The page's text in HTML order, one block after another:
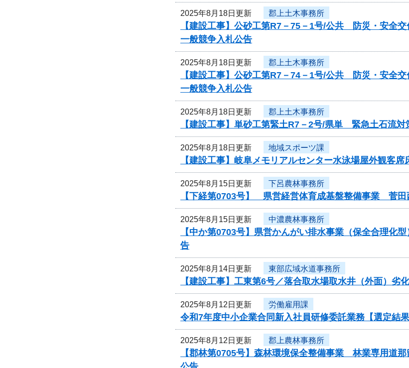
2025年8月18日更新 郡上土木事務所
【建設工事】公砂工第R7－75－1号/公共 防災・安全
一般競争入札公告
2025年8月18日更新 郡上土木事務所
【建設工事】公砂工第R7－74－1号/公共 防災・安全
一般競争入札公告
2025年8月18日更新 郡上土木事務所
【建設工事】単砂工第緊土R7－2号/県単 緊急土石流
2025年8月18日更新 地域スポーツ課
【建設工事】岐阜メモリアルセンター水泳場屋外観客
2025年8月15日更新 下呂農林事務所
【下経第0703号】 県営経営体育成基盤整備事業 菅
2025年8月15日更新 中濃農林事務所
【中か第0703号】県営かんがい排水事業（保全合理
告
2025年8月14日更新 東部広域水道事務所
【建設工事】工東第6号／落合取水場取水井（外面）劣
2025年8月12日更新 労働雇用課
令和7年度中小企業合同新入社員研修委託業務【選定結果
2025年8月12日更新 郡上農林事務所
【郡林第0705号】森林環境保全整備事業 林業専用道